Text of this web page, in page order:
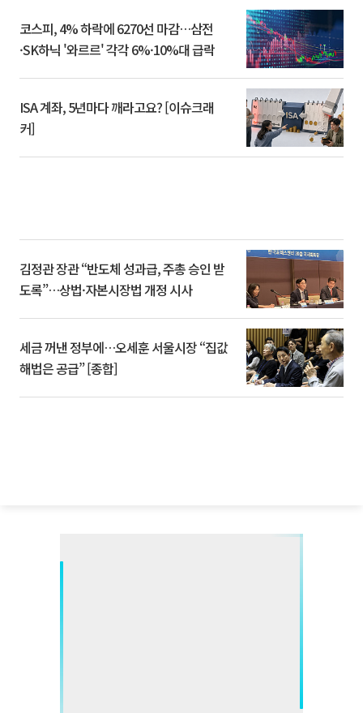
코스피, 4% 하락에 6270선 마감…삼전
·SK하닉 '와르르' 각각 6%·10%대 급락
ISA 계좌, 5년마다 깨라고요? [이슈크래
커]
김정관 장관 “반도체 성과급, 주총 승인 받
도록”…상법·자본시장법 개정 시사
세금 꺼낸 정부에…오세훈 서울시장 “집값
해법은 공급” [종합]